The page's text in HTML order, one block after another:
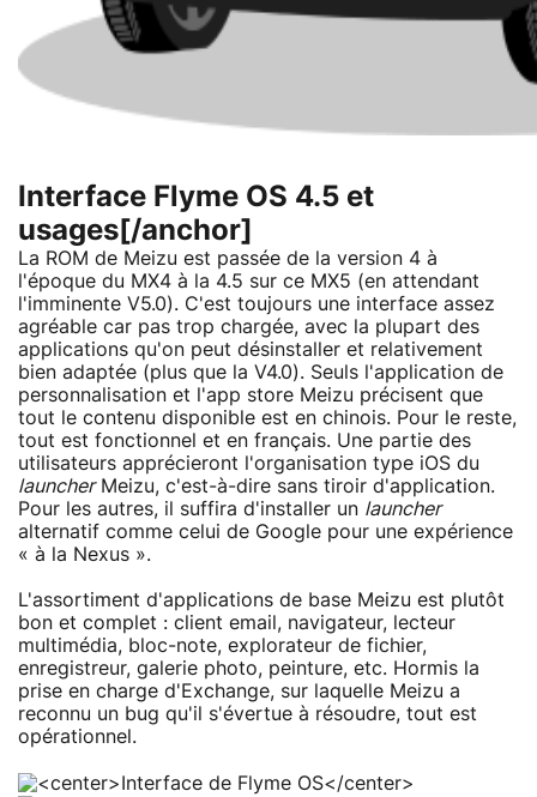
Interface Flyme OS 4.5 et
usages[/anchor]
La ROM de Meizu est passée de la version 4 à
l'époque du MX4 à la 4.5 sur ce MX5 (en attendant
l'imminente V5.0). C'est toujours une interface assez
agréable car pas trop chargée, avec la plupart des
applications qu'on peut désinstaller et relativement
bien adaptée (plus que la V4.0). Seuls l'application de
personnalisation et l'app store Meizu précisent que
tout le contenu disponible est en chinois. Pour le reste,
tout est fonctionnel et en français. Une partie des
utilisateurs apprécieront l'organisation type iOS du
launcherMeizu, c'est-à-dire sans tiroir d'application.
Pour les autres, il suffira d'installer un launcher
alternatif comme celui de Google pour une expérience
« à la Nexus ».
L'assortiment d'applications de base Meizu est plutôt
bon et complet : client email, navigateur, lecteur
multimédia, bloc-note, explorateur de fichier,
enregistreur, galerie photo, peinture, etc. Hormis la
prise en charge d'Exchange, sur laquelle Meizu a
reconnu un bug qu'il s'évertue à résoudre, tout est
opérationnel.